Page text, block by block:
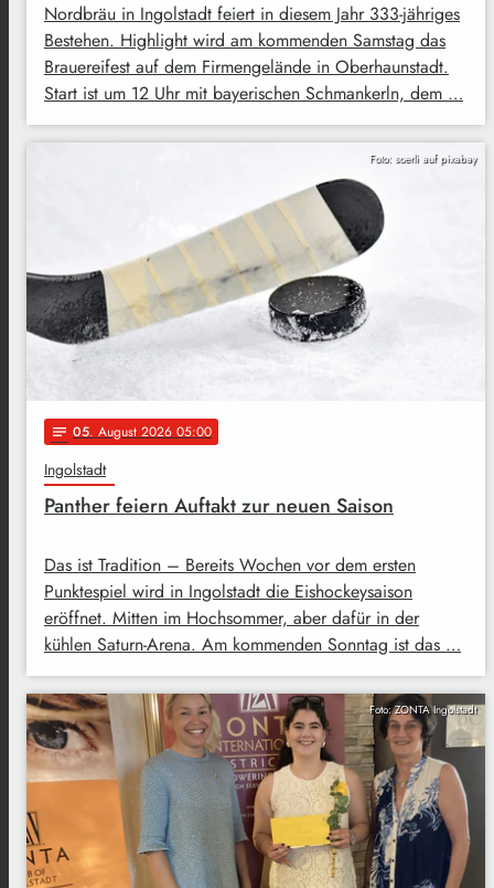
Nordbräu in Ingolstadt feiert in diesem Jahr 333-jähriges
Bestehen. Highlight wird am kommenden Samstag das
Brauereifest auf dem Firmengelände in Oberhaunstadt.
Start ist um 12 Uhr mit bayerischen Schmankerln, dem …
Foto: soerli auf pixabay
notes 05. August 2026 05:00
Ingolstadt
Panther feiern Auftakt zur neuen Saison
Das ist Tradition – Bereits Wochen vor dem ersten
Punktespiel wird in Ingolstadt die Eishockeysaison
eröffnet. Mitten im Hochsommer, aber dafür in der
kühlen Saturn-Arena. Am kommenden Sonntag ist das …
Foto: ZONTA Ingolstadt